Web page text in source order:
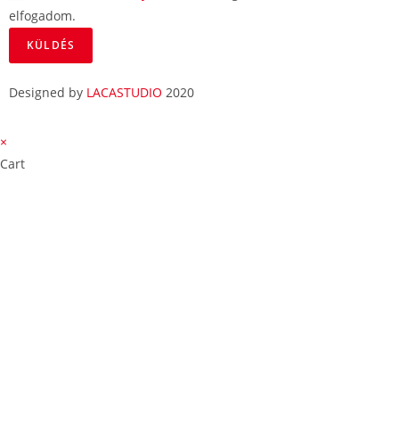
elfogadom.
KÜLDÉS
Designed by LACASTUDIO 2020
×
Cart